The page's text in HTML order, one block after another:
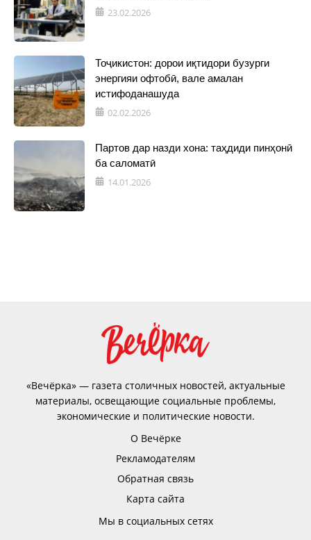
23.02.2026
Тоҷикистон: дорои иқтидори бузурги
энергияи офтобӣ, вале амалан
истифоданашуда
02.02.2026
Партов дар назди хона: таҳдиди пинҳонӣ
ба саломатӣ
14.01.2026
«Вечёрка» — газета столичных новостей, актуальные
материалы, освещающие социальные проблемы,
экономические и политические новости.
О Вечёрке
Рекламодателям
Обратная связь
Карта сайта
Мы в социальных сетях